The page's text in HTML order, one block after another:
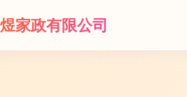
家政有限公司